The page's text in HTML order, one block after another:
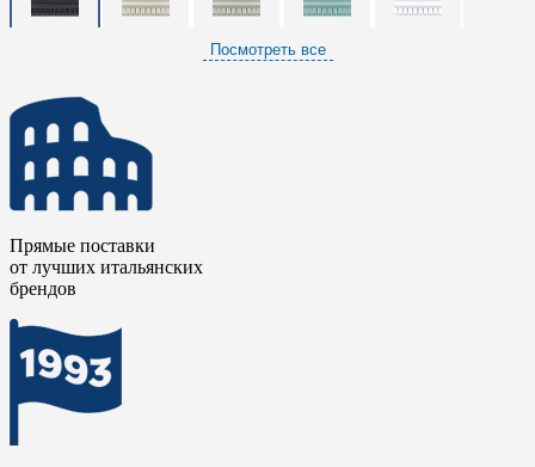
Посмотреть все
Прямые поставки
от лучших итальянских
брендов